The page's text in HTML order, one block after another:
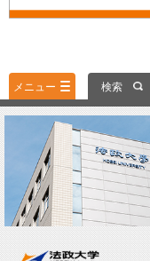
メニュー 検索